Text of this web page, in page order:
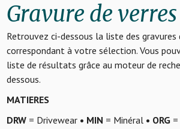
Gravure de verres
Retrouvez ci-dessous la liste des gravures
correspondant à votre sélection. Vous
liste de résultats grâce au moteur de
dessous.
MATIERES
DRW= Drivewear • MIN = Minéral • ORG=